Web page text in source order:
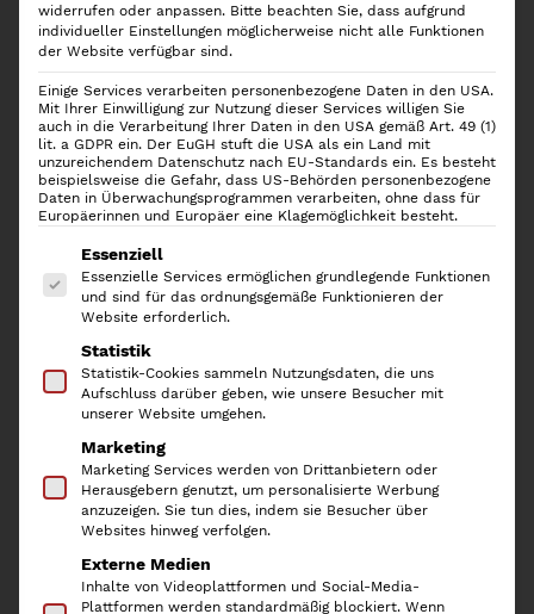
30er-Set Kleiderbügel Samt,
Black
23,70€
inkl. 19 % MwSt.
Kleiderbügel SAMT
in schwarz sind mit ihrer Breite
von 5mm super schmal und verhelfen Dir im
widerrufen oder anpassen. Bitte beachten Sie, dass aufgrund
individueller Einstellungen möglicherweise nicht alle Funktionen
der Website verfügbar sind.
Einige Services verarbeiten personenbezogene Daten in den USA.
Mit Ihrer Einwilligung zur Nutzung dieser Services willigen Sie
auch in die Verarbeitung Ihrer Daten in den USA gemäß Art. 49 (1)
lit. a GDPR ein. Der EuGH stuft die USA als ein Land mit
unzureichendem Datenschutz nach EU-Standards ein. Es besteht
beispielsweise die Gefahr, dass US-Behörden personenbezogene
Daten in Überwachungsprogrammen verarbeiten, ohne dass für
Europäerinnen und Europäer eine Klagemöglichkeit besteht.
Es folgt eine Liste der Service-Gruppen, für
Essenziell
Essenzielle Services ermöglichen grundlegende Funktionen
und sind für das ordnungsgemäße Funktionieren der
Website erforderlich.
Statistik
Statistik-Cookies sammeln Nutzungsdaten, die uns
Aufschluss darüber geben, wie unsere Besucher mit
unserer Website umgehen.
Marketing
Marketing Services werden von Drittanbietern oder
Herausgebern genutzt, um personalisierte Werbung
anzuzeigen. Sie tun dies, indem sie Besucher über
Websites hinweg verfolgen.
Externe Medien
Inhalte von Videoplattformen und Social-Media-
Plattformen werden standardmäßig blockiert. Wenn